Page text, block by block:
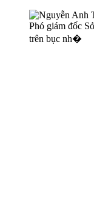
Phó giám đốc
trên bục nh�